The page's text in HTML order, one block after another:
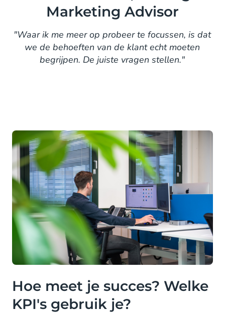
Marketing Advisor
"Waar ik me meer op probeer te focussen, is dat
we de behoeften van de klant echt moeten
begrijpen. De juiste vragen stellen."
Hoe meet je succes? Welke
KPI's gebruik je?